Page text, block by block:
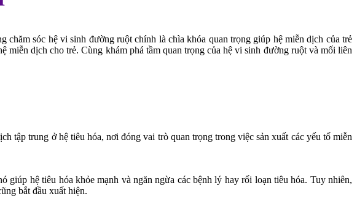
chăm sóc hệ vi sinh đường ruột chính là chìa khóa quan trọng giúp hệ miễn dịch của trẻ
dịch cho trẻ. Cùng khám phá tầm quan trọng của hệ vi sinh đường ruột và mối liên
tập trung ở hệ tiêu hóa, nơi đóng vai trò quan trọng trong việc sản xuất các yếu tố miễn
hệ tiêu hóa khỏe mạnh và ngăn ngừa các bệnh lý hay rối loạn tiêu hóa. Tuy nhiên,
bắt đầu xuất hiện.